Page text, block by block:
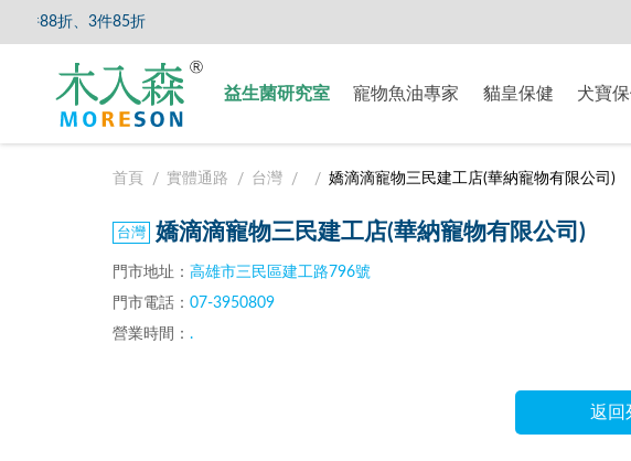
件88折、3件85折
益生菌研究室 寵物魚油專家 貓皇保健 犬寶
首頁 實體通路 台灣 嬌滴滴寵物三民建工店(華納寵物有限公司)
嬌滴滴寵物三民建工店(華納寵物有限公司)
門市地址： 高雄市三民區建工路796號
門市電話： 07-3950809
營業時間： .
返回